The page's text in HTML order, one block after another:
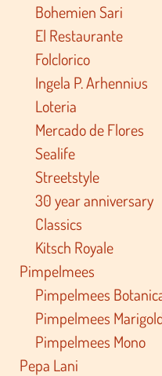
Bohemien Sari
El Restaurante
Folclorico
Ingela P. Arhennius
Loteria
Mercado de Flores
Sealife
Streetstyle
30 year anniversary
Classics
Kitsch Royale
Pimpelmees
Pimpelmees
Pimpelmees
Pimpelmees Mono
Pepa Lani